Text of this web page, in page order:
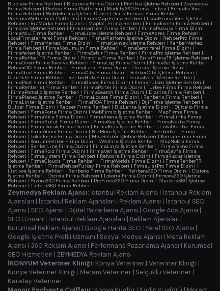
Bizclave Firma Rehberi | Bizquora Firma Dizini | Profilya İşletme Rehberi | Zeymedya
Firma Rehberi | Profica Firma Platformu | Markify360 Firma Listesi | Firmalio Yerel
Firma Rehberi | WebdeFirma İşletme Dizini | DijitalFirman Firma Rehberi |
ProFirmaWeb Firma Platformu | FirmaMap Firma Rehberi | LocalFirma Yerel İşletme
Rehberi | BizMarka Firma Dizini | Maplafi Firma Rehberi | FirmaEvreni Firma Rehberi |
Firmovia İşletme Rehberi | FirmaHaritam Firma Rehberi | FirmaPusula Firma Dizini |
FirmaYolu Firma Rehberi | FirmaListe İşletme Rehberi | FirmaAdres Firma Rehberi |
LocalFirmalar Yerel Firma Rehberi | FirmaPlatform İşletme Dizini | RehberPro Firma
Rehberi | FirmaMerkez Firma Dizini | FirmaKaynak İşletme Rehberi | RehberMerkez
Firma Rehberi | FirmaKonumum Firma Rehberi | FirmaSemt Yerel Firma Dizini |
FirmaYerleri İşletme Rehberi | FirmaSehir Firma Rehberi | FirmaPro İşletme Rehberi |
FirmaRehberiTR Firma Dizini | Firmoria Firma Rehberi | EniyiFirmaTR İşletme Rehberi |
FirmaOneri Firma Tavsiye Rehberi | FirmaLog Firma Dizini |FirmaSet İşletme Rehberi |
RehberON Firma Rehberi | FirmaLens Firma Dizini | Dizinist İşletme Dizini |
FirmaGrid Firma Rehberi | FirmaCity Firma Dizini | RehberCity İşletme Rehberi |
DizinSite Firma Rehberi | RehberHub Firma Dizini | FirmaNest İşletme Rehberi |
FirmaPilot Firma Rehberi | FirmaBaseo Firma Dizini | FirmaPulseo İşletme Rehberi |
FirmaRehberist Firma Rehberi | FirmaPorter Firma Dizini | TurkeyFirms Firma Rehberi
| FirmaPortalio İşletme Rehberi | FirmaSearch Firma Dizini | Dizinra Firma Rehberi |
FirmaPlaneo İşletme Rehberi | FirmaLocate Firma Dizini | Rehberis Firma Rehberi |
FirmaLinker İşletme Rehberi | FirmaROA Firma Rehberi | DijiFirma İşletme Rehberi |
Bulpar Firma Dizini | Rebset Firma Rehberi | BizLenta İşletme Dizini | Dijitalio Firma
Rehberi | FirmaPorta Firma Dizini | WebFirmio İşletme Rehberi | MapFirma Firma
Rehberi | FirmaVita Firma Dizini | FirmaArena İşletme Rehberi | FirmaLinka Firma
Rehberi | FirmaBulut Firma Dizini | FirmaKey İşletme Rehberi | FirmaNokta Firma
Rehberi | FirmaDurak Firma Dizini | FirmaRota İşletme Rehberi | LokalRehber Firma
Rehberi | FirmaYerim Firma Dizini | BizMora İşletme Rehberi | RehberNeti Firma
Rehberi | LokalFirma Firma Dizini | MapRehber İşletme Rehberi | KonumFirma Firma
Rehberi | KonumRehber Firma Dizini | WebFira İşletme Rehberi | MapNokta Firma
Rehberi | RehberLine Firma Dizini | FirmaLinko İşletme Rehberi | FirmaTekno Firma
Rehberi | FirmaRoid Firma Dizini | FirmaVeri İşletme Rehberi | FirmaSayfa Firma
Rehberi | FirmaListem Firma Rehberi | Rehbora Firma Dizini | FirmaRadar İşletme
Rehberi | FirmaClouds Firma Rehberi | FirmaWorlds Firma Dizini | FirmaRehberTR
İşletme Rehberi | FirmaRehberTurkey Firma Rehberi | FirmaListPro Firma Dizini |
Listivoa İşletme Rehberi | Rehberio Firma Rehberi | Rehbera360 Firma Dizini | Diziora
İşletme Rehberi | Dizivia Firma Rehberi | Lokoria Firma Dizini | Firmora360 İşletme
Rehberi | Bizora360 Firma Rehberi | ProFirma360 Firma Dizini | Markora360 İşletme
Rehberi | Listora360 Firma Rehberi |
Zeymedya Reklam Ajansı: İstanbul Reklam Ajansı | İstanbul Reklam
Ajansları | İstanbul Reklam Ajansları | Reklam Ajansı | İstanbul SEO
Ajansı | SEO Ajansı | Dijital Pazarlama Ajansı | Google Ads Ajansı |
SEO Uzmanı | İstanbul Reklam Ajansları | Reklam Ajansları |
Kurumsal Reklam Ajansı | Google Harita SEO | Yerel SEO Ajansı |
Google İşletme Profili Uzmanı | Sosyal Medya Ajansı | Meta Reklam
Ajansı | 360 Reklam Ajansı | Performans Pazarlama Ajansı | Kurumsal
SEO Hizmetleri | ZEYMEDYA Reklam Ajansı
İKONYUM Veteriner Kliniği: Konya Veteriner | Veteriner Kliniği |
Konya Veteriner Kliniği | Meram Veteriner | Selçuklu Veteriner |
Karatay Veteriner